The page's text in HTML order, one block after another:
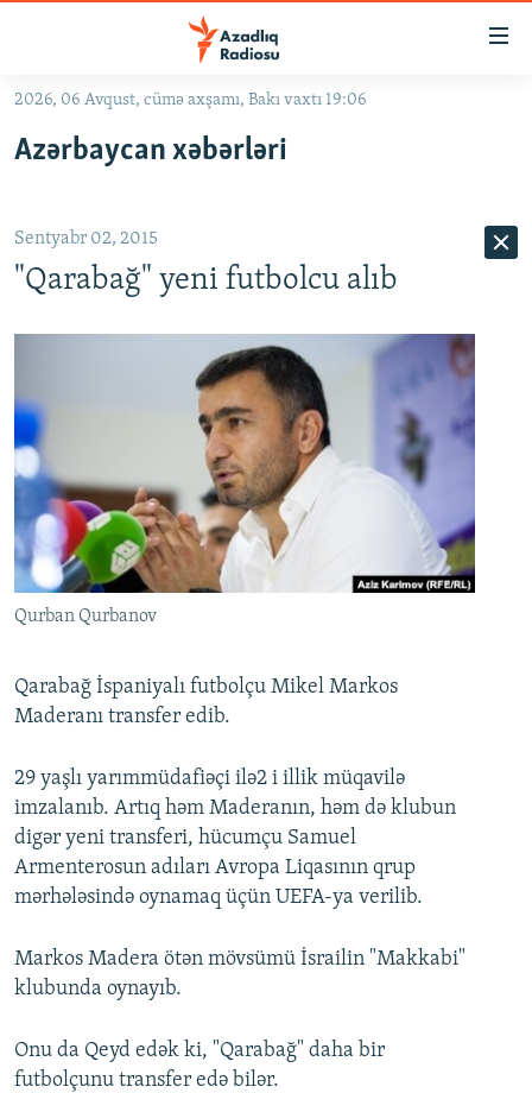
Əsas
qayıt
qayıt
Axtarışa
#ƏSLINDƏ
FƏRQƏ BAX
QANUNI DOĞRU
MULTIMEDIA
VIDEO
FOTOQALEREYA
İNFOQRAFIKA
KARIKATURA
RADIO ARXIV
OXU ZALI
AZƏRBAYCAN ƏDƏBIYYATI KITABXANASI
İSLAM VƏ DEMOKRATIYA
HAQQIMIZDA
MISSIYAMIZ
PEŞƏ ETIKASI VƏ JURNALISTIKA STANDARTLARIMIZ
AZADLIQRADIOSU MOBIL TELEFONUNUZDA
BIZIMLƏ ƏLAQƏ
XƏBƏR BÜLLETENLƏRIMIZ
BIZI IZLƏ
RFE/RL-in bütün saytları
2026, 06 Avqust, cümə axşamı, Bakı vaxtı 19:06
Azərbaycan xəbərləri
Sentyabr 02, 2015
"Qarabağ" yeni futbolcu alıb
Qurban Qurbanov
Qarabağ İspaniyalı futbolçu Mikel Markos
Maderanı transfer edib.
29 yaşlı yarımmüdafiəçi ilə2 i illik müqavilə
imzalanıb. Artıq həm Maderanın, həm də klubun
digər yeni transferi, hücumçu Samuel
Armenterosun adıları Avropa Liqasının qrup
mərhələsində oynamaq üçün UEFA-ya verilib.
Markos Madera ötən mövsümü İsrailin "Makkabi"
klubunda oynayıb.
Onu da Qeyd edək ki, "Qarabağ" daha bir
futbolçunu transfer edə bilər.